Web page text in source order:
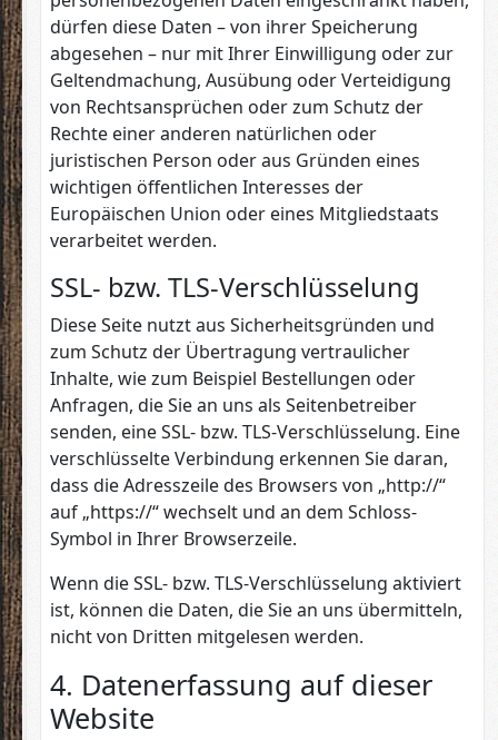
dürfen diese Daten – von ihrer Speicherung
abgesehen – nur mit Ihrer Einwilligung oder zur
Geltendmachung, Ausübung oder Verteidigung
von Rechtsansprüchen oder zum Schutz der
Rechte einer anderen natürlichen oder
juristischen Person oder aus Gründen eines
wichtigen öffentlichen Interesses der
Europäischen Union oder eines Mitgliedstaats
verarbeitet werden.
SSL- bzw. TLS-Verschlüsselung
Diese Seite nutzt aus Sicherheitsgründen und
zum Schutz der Übertragung vertraulicher
Inhalte, wie zum Beispiel Bestellungen oder
Anfragen, die Sie an uns als Seitenbetreiber
senden, eine SSL- bzw. TLS-Verschlüsselung. Eine
verschlüsselte Verbindung erkennen Sie daran,
dass die Adresszeile des Browsers von „http://“
auf „https://“ wechselt und an dem Schloss-
Symbol in Ihrer Browserzeile.
Wenn die SSL- bzw. TLS-Verschlüsselung aktiviert
ist, können die Daten, die Sie an uns übermitteln,
nicht von Dritten mitgelesen werden.
4. Datenerfassung auf dieser
Website